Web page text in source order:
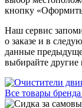
кнопку «Оформить
Наш сервис
о заказе и в
данные
выбирайте другие
Все товары